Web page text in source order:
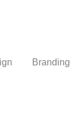
Branding